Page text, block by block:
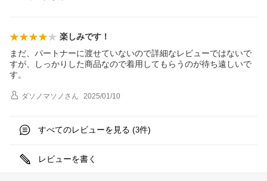
楽しみです！
まだ、パートナーに渡せていないので詳細なレビューではないで
すが、しっかりした商品なので着用してもらうのが待ち遠しいで
す。
ダソノマソノ さん 2025/01/10
すべてのレビューを見る (3件)
レビューを書く